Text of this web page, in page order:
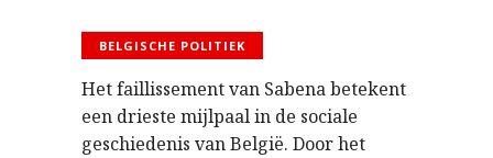
BELGISCHE POLITIEK
Het faillissement van Sabena betekent
een drieste mijlpaal in de sociale
geschiedenis van België. Door het